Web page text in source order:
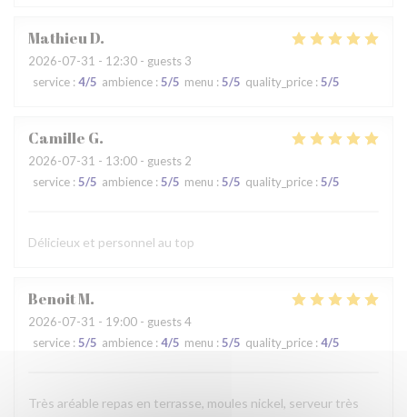
MathieuD
2026-07-31 - 12:30 - guests 3
service : 4/5 ambience : 5/5 menu : 5/5 quality_price : 5/5
Camille G
2026-07-31 - 13:00 - guests 2
service : 5/5 ambience : 5/5 menu : 5/5 quality_price : 5/5
Délicieux et personnel au top
BenoitM
2026-07-31 - 19:00 - guests 4
service : 5/5 ambience : 4/5 menu : 5/5 quality_price : 4/5
Très aréable repas en terrasse, moules nickel, serveur très